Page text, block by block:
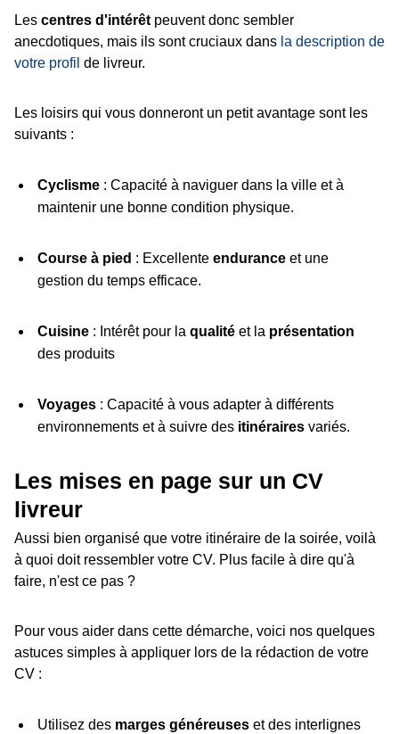
Les centres d'intérêt peuvent donc sembler
anecdotiques, mais ils sont cruciaux dans la description de
votre profil de livreur.
Les loisirs qui vous donneront un petit avantage sont les
suivants :
Cyclisme: Capacité à naviguer dans la ville et à
maintenir une bonne condition physique.
Course à pied : Excellente enduranceet une
gestion du temps efficace.
Cuisine: Intérêt pour la qualitéet la présentation
des produits
Voyages: Capacité à vous adapter à différents
environnements et à suivre des itinérairesvariés.
Les mises en page sur un CV
livreur
Aussi bien organisé que votre itinéraire de la soirée, voilà
à quoi doit ressembler votre CV. Plus facile à dire qu'à
faire, n'est ce pas ?
Pour vous aider dans cette démarche, voici nos quelques
astuces simples à appliquer lors de la rédaction de votre
CV :
Utilisez des marges généreuseset des interlignes